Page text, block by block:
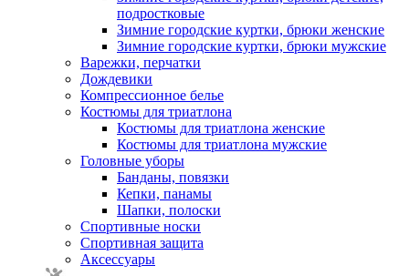
подростковые
Зимние городские куртки, брюки женские
Зимние городские куртки, брюки мужские
Варежки, перчатки
Дождевики
Компрессионное белье
Костюмы для триатлона
Костюмы для триатлона женские
Костюмы для триатлона мужские
Головные уборы
Банданы, повязки
Кепки, панамы
Шапки, полоски
Спортивные носки
Спортивная защита
Аксессуары